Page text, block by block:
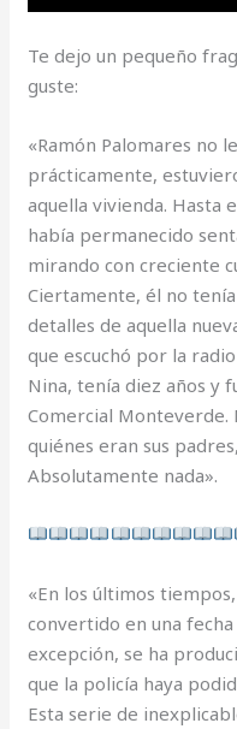
Te dejo un pequeño
guste:
«Ramón Palomares no
prácticamente,
aquella vivienda. Hasta
había permanecido
mirando con creciente
Ciertamente, él no
detalles de aquella
que escuchó por la
Nina, tenía diez años y
Comercial Monteverde.
quiénes eran sus
Absolutamente nada».
«En los últimos
convertido en una fecha
excepción, se ha
que la policía haya
Esta serie de